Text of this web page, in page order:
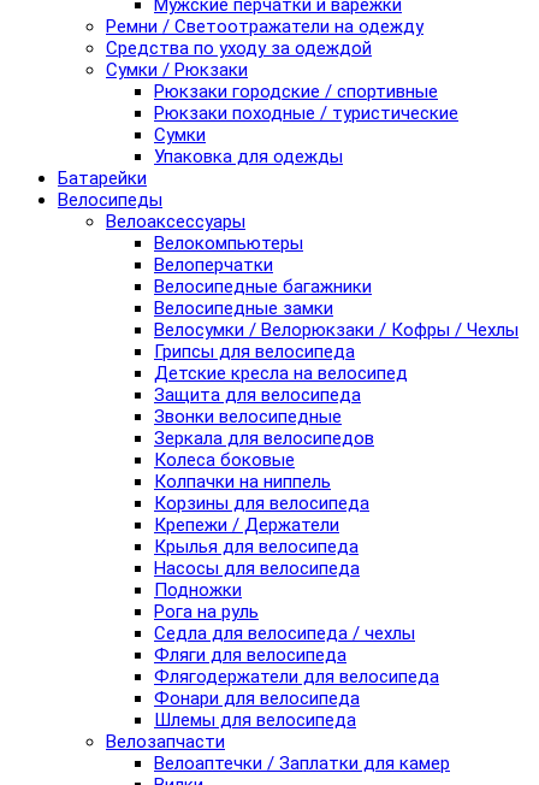
Мужские перчатки и варежки
Ремни / Светоотражатели на одежду
Средства по уходу за одеждой
Сумки / Рюкзаки
Рюкзаки городские / спортивные
Рюкзаки походные / туристические
Сумки
Упаковка для одежды
Батарейки
Велосипеды
Велоаксессуары
Велокомпьютеры
Велоперчатки
Велосипедные багажники
Велосипедные замки
Велосумки / Велорюкзаки / Кофры / Чехлы
Грипсы для велосипеда
Детские кресла на велосипед
Защита для велосипеда
Звонки велосипедные
Зеркала для велосипедов
Колеса боковые
Колпачки на ниппель
Корзины для велосипеда
Крепежи / Держатели
Крылья для велосипеда
Насосы для велосипеда
Подножки
Рога на руль
Седла для велосипеда / чехлы
Фляги для велосипеда
Флягодержатели для велосипеда
Фонари для велосипеда
Шлемы для велосипеда
Велозапчасти
Велоаптечки / Заплатки для камер